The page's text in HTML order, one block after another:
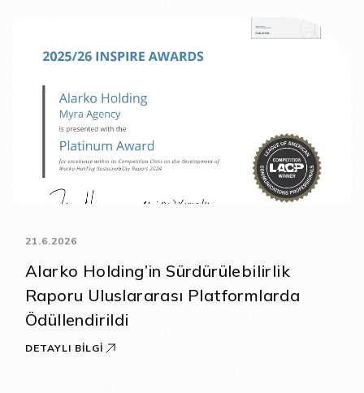
21.6.2026
Alarko Holding’in Sürdürülebilirlik
Raporu Uluslararası Platformlarda
Ödüllendirildi
DETAYLI BILGI